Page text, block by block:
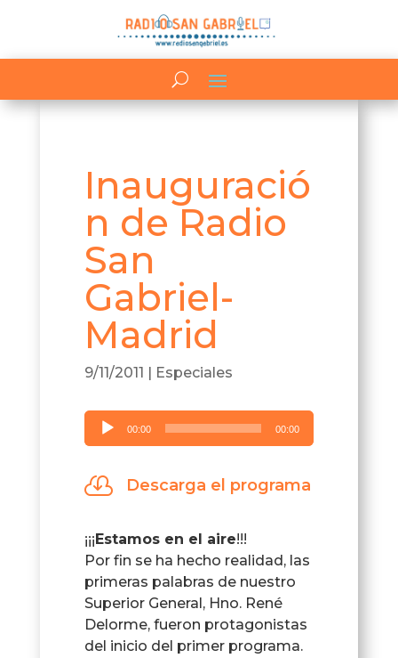
Inauguració
n de Radio
San
Gabriel-
Madrid
9/11/2011 | Especiales
Reproductor
de
00:00 00:00
 Descarga el programa
¡¡¡Estamos en el aire!!!
Por fin se ha hecho realidad, las
primeras palabras de nuestro
Superior General, Hno. René
Delorme, fueron protagonistas
del inicio del primer programa.